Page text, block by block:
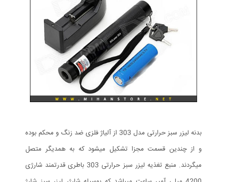
بدنه لیزر سبز حرارتی مدل 303 از آلیاژ فلزی ضد زنگ و محکم بوده
و از چندین قسمت مجزا تشکیل میشود که به همدیگر متصل
میگردند. منبع تغذیه لیزر سبز حرارتی 303 باطری قدرتمند شارژی